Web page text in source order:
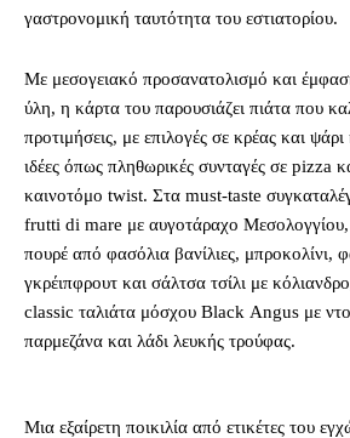
γαστρονομική ταυτότητα του εστιατορίου.
Με μεσογειακό προσανατολισμό και
ύλη, η κάρτα του παρουσιάζει πιάτα που
προτιμήσεις, με επιλογές σε κρέας και
ιδέες όπως πληθωρικές συνταγές σε pizza
καινοτόμο twist. Στα must-taste
frutti di mare με αυγοτάραχο
πουρέ από φασόλια βανίλιες, μπροκολίνι,
γκρέιπφρουτ και σάλτσα τσίλι με
classic ταλιάτα μόσχου Βlack Αngus με
παρμεζάνα και λάδι λευκής τρούφας.
Μια εξαίρετη ποικιλία από ετικέτες του